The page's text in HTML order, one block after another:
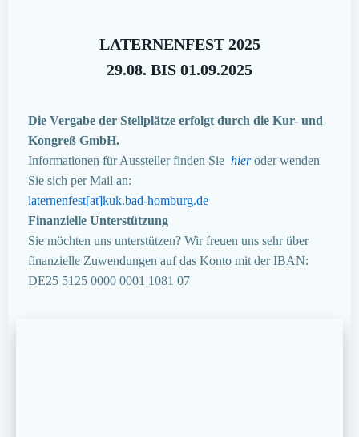
LATERNENFEST 2025
29.08. BIS 01.09.2025
Die Vergabe der Stellplätze erfolgt durch die Kur- und
Kongreß GmbH.
Informationen für Aussteller finden Sie hieroder wenden
Sie sich per Mail an:
laternenfest[at]kuk.bad-homburg.de
Finanzielle Unterstützung
Sie möchten uns unterstützen? Wir freuen uns sehr über
finanzielle Zuwendungen auf das Konto mit der IBAN:
DE25 5125 0000 0001 1081 07